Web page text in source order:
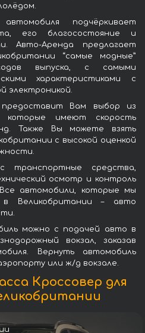
подчёркивает
его благосостояние и
Авто-Аренда предлагает
“самые модные”
выпуска, с самыми
характеристиками с
электроникой.
Вам выбор из
имеют скорость
Также Вы можете взять
с высокой оценкой
транспортные средства,
осмотр и контроль
автомобили, которые мы
Великобритании – авто
можно с подачей авто в
вокзал, заказав
Вернуть автомобиль
или ж/д вокзале.
Кроссовер для